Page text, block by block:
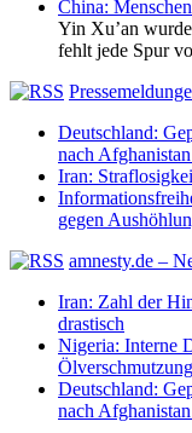
China:
Yin Xu’an
fehlt jede Spur
Deutschland:
nach
Iran:
gegen
amnesty.de –
Iran: Zahl der
drastisch
Nigeria: Interne
Deutschland:
nach